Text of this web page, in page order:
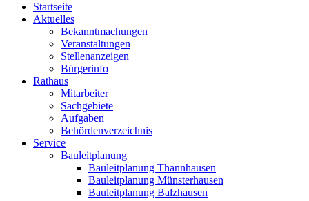
Startseite
Aktuelles
Bekanntmachungen
Veranstaltungen
Stellenanzeigen
Bürgerinfo
Rathaus
Mitarbeiter
Sachgebiete
Aufgaben
Behördenverzeichnis
Service
Bauleitplanung
Bauleitplanung Thannhausen
Bauleitplanung Münsterhausen
Bauleitplanung Balzhausen